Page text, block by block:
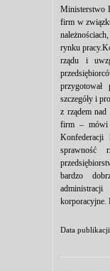
Ministerstwo
firm w
rynku
rządu i
przygotował
szczegóły i
z rządem
firm – mówi
Konfederacji
sprawność
bardzo
korporacyjne.
Data